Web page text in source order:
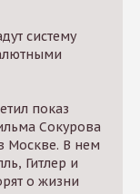
систему
показ
Сокурова
Москве. В нем
Гитлер и
о жизни